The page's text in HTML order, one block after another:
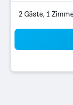
2 Gäste, 1